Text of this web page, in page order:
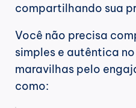
compartilhando sua
Você não precisa
simples e autêntica
maravilhas pelo
como: